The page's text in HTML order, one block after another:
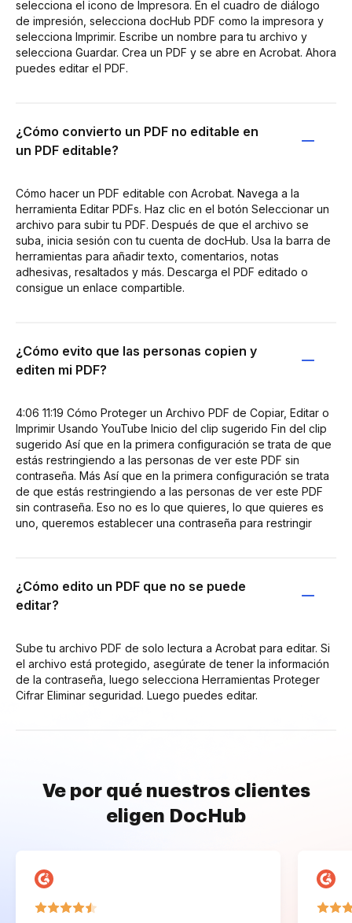
selecciona el icono de Impresora. En el cuadro de diálogo
de impresión, selecciona docHub PDF como la impresora y
selecciona Imprimir. Escribe un nombre para tu archivo y
selecciona Guardar. Crea un PDF y se abre en Acrobat. Ahora
puedes editar el PDF.
¿Cómo convierto un PDF no editable en
un PDF editable?
Cómo hacer un PDF editable con Acrobat. Navega a la
herramienta Editar PDFs. Haz clic en el botón Seleccionar un
archivo para subir tu PDF. Después de que el archivo se
suba, inicia sesión con tu cuenta de docHub. Usa la barra de
herramientas para añadir texto, comentarios, notas
adhesivas, resaltados y más. Descarga el PDF editado o
consigue un enlace compartible.
¿Cómo evito que las personas copien y
editen mi PDF?
4:06 11:19 Cómo Proteger un Archivo PDF de Copiar, Editar o
Imprimir Usando YouTube Inicio del clip sugerido Fin del clip
sugerido Así que en la primera configuración se trata de que
estás restringiendo a las personas de ver este PDF sin
contraseña. Más Así que en la primera configuración se trata
de que estás restringiendo a las personas de ver este PDF
sin contraseña. Eso no es lo que quieres, lo que quieres es
uno, queremos establecer una contraseña para restringir
¿Cómo edito un PDF que no se puede
editar?
Sube tu archivo PDF de solo lectura a Acrobat para editar. Si
el archivo está protegido, asegúrate de tener la información
de la contraseña, luego selecciona Herramientas Proteger
Cifrar Eliminar seguridad. Luego puedes editar.
Ve por qué nuestros clientes
eligen DocHub